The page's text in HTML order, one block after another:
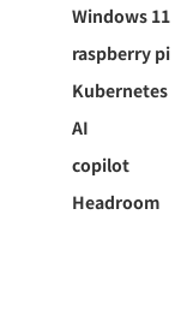
Windows 11
raspberry pi
Kubernetes
AI
copilot
Headroom